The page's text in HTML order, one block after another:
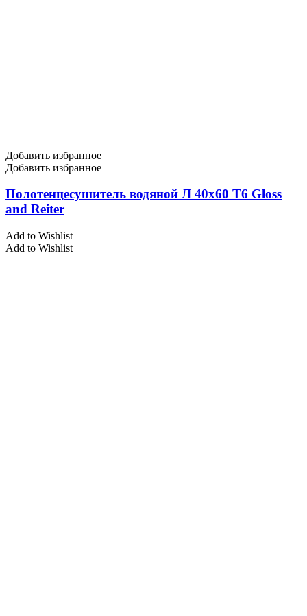
Добавить избранное
Добавить избранное
Полотенцесушитель водяной Л 40х60 Т6 Gloss
and Reiter
Add to Wishlist
Add to Wishlist